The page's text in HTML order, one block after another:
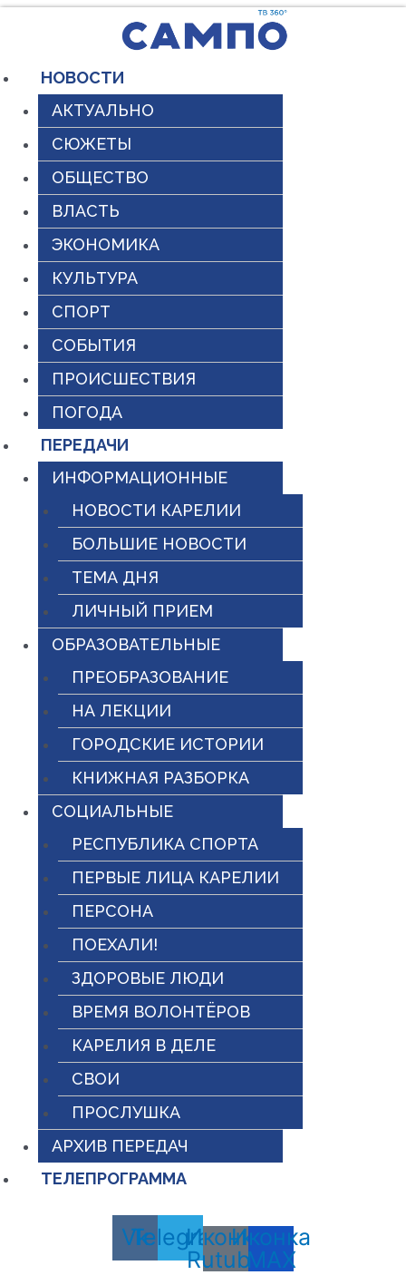
содержимому
НОВОСТИ
АКТУАЛЬНО
СЮЖЕТЫ
ОБЩЕСТВО
ВЛАСТЬ
ЭКОНОМИКА
КУЛЬТУРА
СПОРТ
СОБЫТИЯ
ПРОИСШЕСТВИЯ
ПОГОДА
ПЕРЕДАЧИ
ИНФОРМАЦИОННЫЕ
НОВОСТИ КАРЕЛИИ
БОЛЬШИЕ НОВОСТИ
ТЕМА ДНЯ
ЛИЧНЫЙ ПРИЕМ
ОБРАЗОВАТЕЛЬНЫЕ
ПРЕОБРАЗОВАНИЕ
НА ЛЕКЦИИ
ГОРОДСКИЕ ИСТОРИИ
КНИЖНАЯ РАЗБОРКА
СОЦИАЛЬНЫЕ
РЕСПУБЛИКА СПОРТА
ПЕРВЫЕ ЛИЦА КАРЕЛИИ
ПЕРСОНА
ПОЕХАЛИ!
ЗДОРОВЫЕ ЛЮДИ
ВРЕМЯ ВОЛОНТЁРОВ
КАРЕЛИЯ В ДЕЛЕ
СВОИ
ПРОСЛУШКА
АРХИВ ПЕРЕДАЧ
ТЕЛЕПРОГРАММА
Vk
Telegram
Иконка
Rutube
Иконка
MAX